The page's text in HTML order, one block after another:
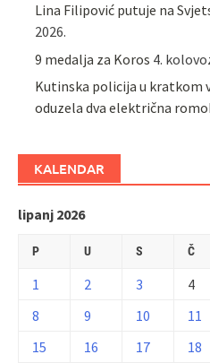
Lina Filipović putuje na
2026.
9 medalja za Koros 4.
Kutinska policija u kratkom
oduzela dva električna
KALENDAR
lipanj 2026
P U S Č
1 2 3 4
8
9 10 11
15
16 17 18